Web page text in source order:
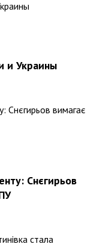
и Украины
Снєгирьов